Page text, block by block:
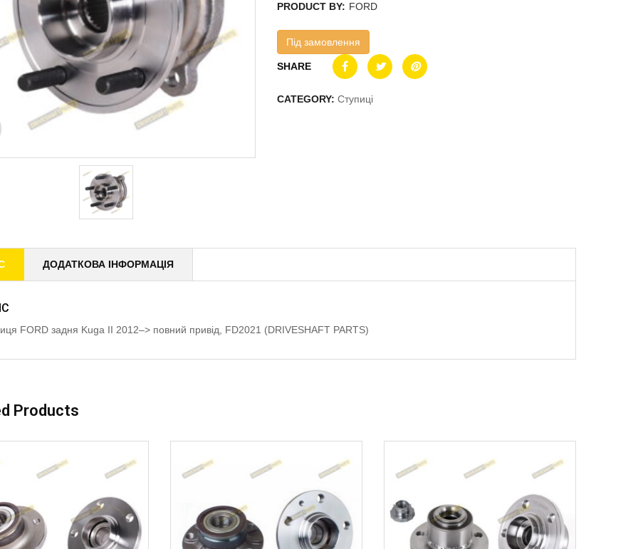
PRODUCT BY: FORD
Під замовлення
SHARE
CATEGORY: Ступиці
ДОДАТКОВА ІНФОРМАЦІЯ
FORD задня Kuga II 2012–> повний привід, FD2021 (DRIVESHAFT PARTS)
Products